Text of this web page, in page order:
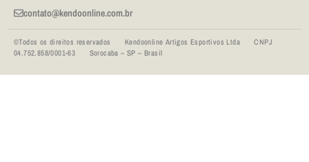
contato@kendoonline.com.br
©Todos os direitos reservados Kendoonline Artigos Esportivos Ltda CNPJ
04.752.858/0001-63 Sorocaba – SP – Brasil